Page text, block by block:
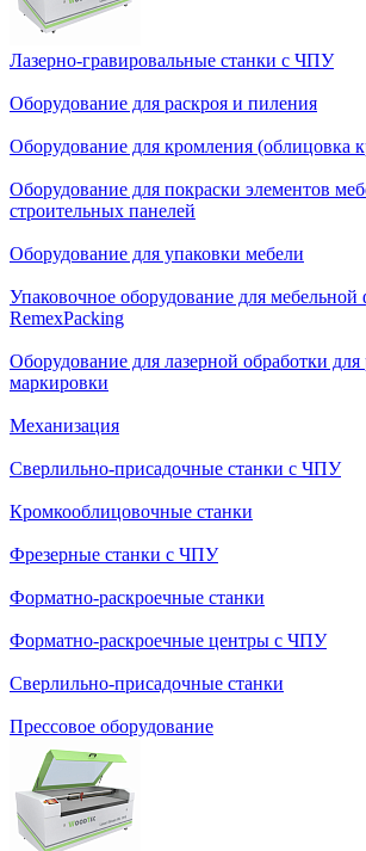
Лазерно-гравировальные станки с ЧПУ
Оборудование для раскроя и пиления
Оборудование для кромления (облицовка
Оборудование для покраски элементов
строительных панелей
Оборудование для упаковки мебели
Упаковочное оборудование для
RemexPacking
Оборудование для лазерной обработки для
маркировки
Механизация
Сверлильно-присадочные станки с ЧПУ
Кромкооблицовочные cтанки
Фрезерные станки с ЧПУ
Форматно-раскроечные станки
Форматно-раскроечные центры с ЧПУ
Сверлильно-присадочные станки
Прессовое оборудование